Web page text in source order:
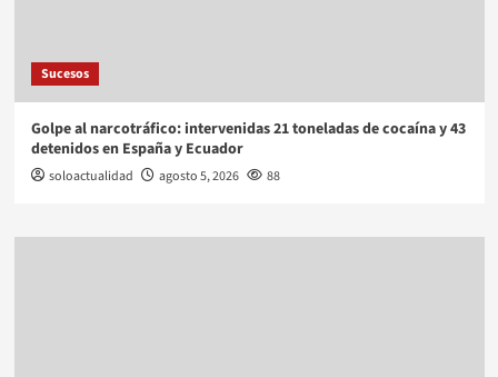
Sucesos
Golpe al narcotráfico: intervenidas 21 toneladas de cocaína y 43
detenidos en España y Ecuador
soloactualidad agosto 5, 2026 88